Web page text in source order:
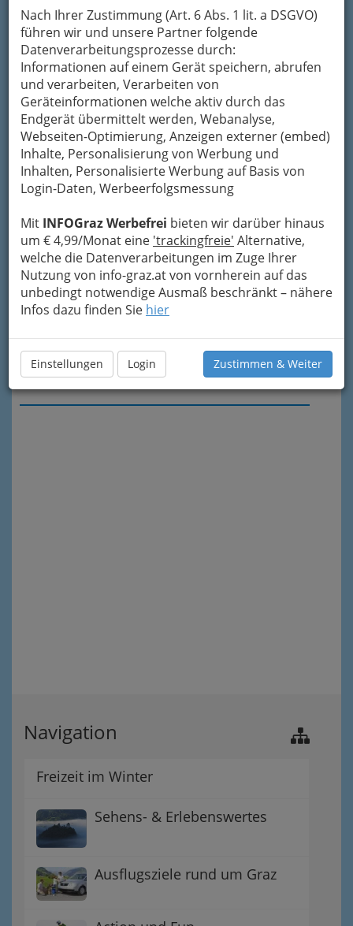
Nach Ihrer Zustimmung (Art. 6 Abs. 1 lit. a DSGVO)
führen wir und unsere Partner folgende
Datenverarbeitungsprozesse durch:
Informationen auf einem Gerät speichern, abrufen
und verarbeiten, Verarbeiten von
Geräteinformationen welche aktiv durch das
Endgerät übermittelt werden, Webanalyse,
Webseiten-Optimierung, Anzeigen externer (embed)
Inhalte, Personalisierung von Werbung und
Inhalten, Personalisierte Werbung auf Basis von
Login-Daten, Werbeerfolgsmessung
Mit INFOGraz Werbefrei bieten wir darüber hinaus
um € 4,99/Monat eine 'trackingfreie' Alternative,
welche die Datenverarbeitungen im Zuge Ihrer
Nutzung von info-graz.at von vornherein auf das
unbedingt notwendige Ausmaß beschränkt – nähere
Infos dazu finden Sie hier
Einstellungen Login Zustimmen & Weiter
Mein Name
Meine Email Adresse
Mein Betreff
Meine Nachricht
Meine Nachricht senden
Navigation
Freizeit im Winter
Sehens- & Erlebenswertes
Ausflugsziele rund um Graz